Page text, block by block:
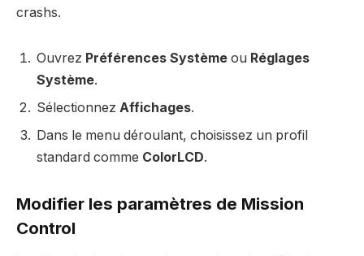
crashs.
Ouvrez Préférences Système ou Réglages
Système.
Sélectionnez Affichages.
Dans le menu déroulant, choisissez un profil
standard comme ColorLCD.
Modifier les paramètres de Mission
Control